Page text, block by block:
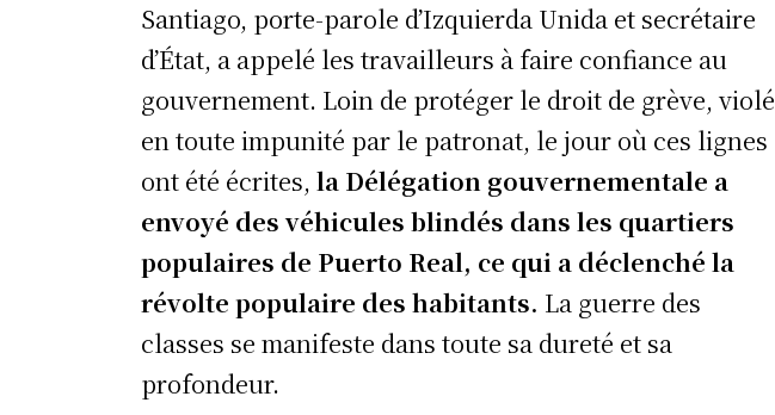
Santiago, porte-parole d’Izquierda Unida et secrétaire
d’État, a appelé les travailleurs à faire confiance au
gouvernement. Loin de protéger le droit de grève, violé
en toute impunité par le patronat, le jour où ces lignes
ont été écrites,la Délégation gouvernementale a
envoyé des véhicules blindés dans les quartiers
populaires de Puerto Real, ce qui a déclenché la
révolte populaire des habitants. La guerre des
classes se manifeste dans toute sa dureté et sa
profondeur.